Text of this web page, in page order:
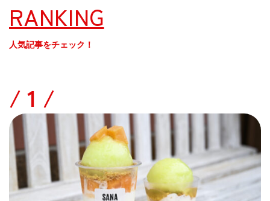
RANKING
人気記事をチェック！
/